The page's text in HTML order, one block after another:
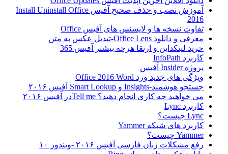
آموزش نصب و حذف صحیح آفیس Install Uninstall Office
2016
تفاوت نسخه ها و لایسنس های آفیس Office
معرفی و دانلود Office Lens-تبدیل عکس به متن
خرید لینکداین و ارتقا هرچه بیشتر آفیس 365
کاربرد InfoPath
پروژه Insider آفیس
ویژگی های جدید ورد Office 2016 Word
جستجو هوشمند-Insights و Smart Lookup آفیس ۲۰۱۶
می خواهید چه کاری انجام دهید؟ Tell meدر آفیس ۲۰۱۶
کاربرد Lync
Lync چیست؟
کاربرد های شبکه Yammer
Yammer چیست؟
رفع مشکلات زبان فارسی آفیس ۲۰۱۶ -ویندوز ۱۰